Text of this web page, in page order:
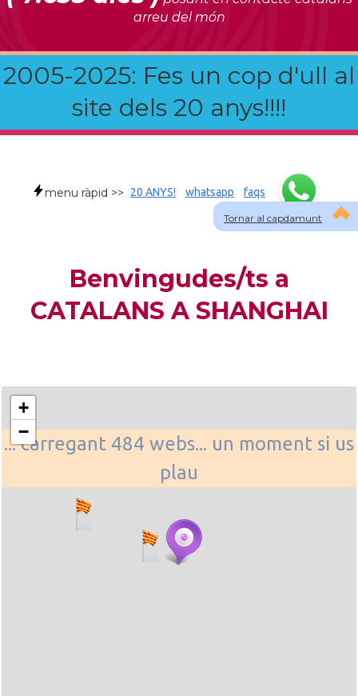
arreu del món
2005-2025: Fes un cop d'ull al
site dels 20 anys!!!!
Tornar al capdamunt
menu ràpid >> 20 ANYS! whatsapp faqs
Benvingudes/ts a
CATALANS A SHANGHAI
... carregant 484 webs... un moment si us
plau
+
−